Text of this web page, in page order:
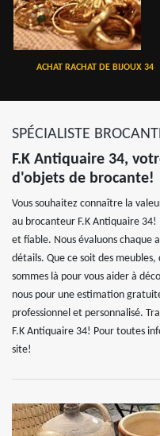
ACHAT RACHAT DE BIJOUX 34
SPÉCIALISTE
F.K Antiquaire 34,
d'objets de brocante!
Vous souhaitez connaître la
au brocanteur F.K Antiquaire
et fiable. Nous évaluons chaque
détails. Que ce soit des
sommes là pour vous aider à
nous pour une estimation
professionnel et personnalisé.
F.K Antiquaire 34! Pour toutes
site!